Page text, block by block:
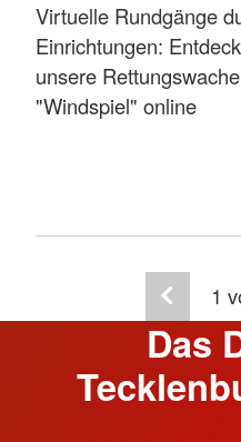
Virtuelle Rundgänge
Einrichtungen:
unsere
"Windspiel" online
1
Das